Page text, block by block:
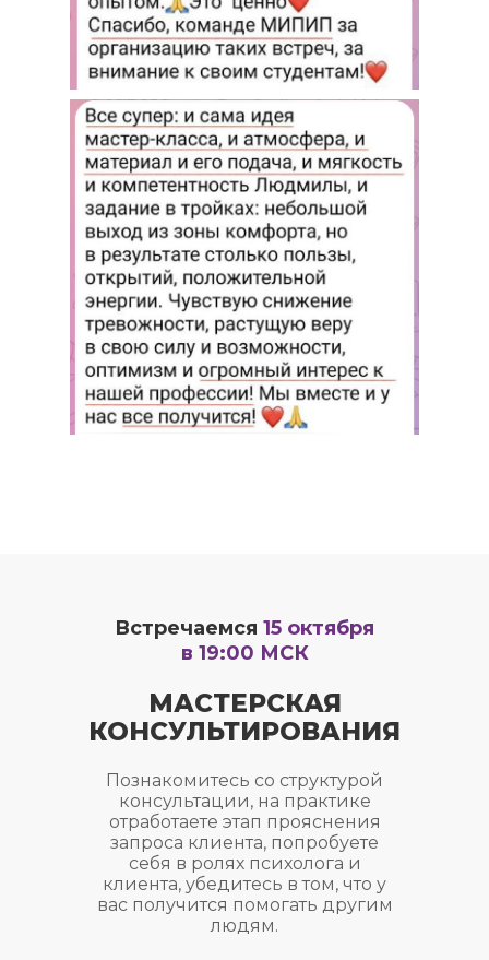
Встречаемся 15 октября
в 19:00 МСК
МАСТЕРСКАЯ
КОНСУЛЬТИРОВАНИЯ
Познакомитесь со структурой
консультации, на практике
отработаете этап прояснения
запроса клиента, попробуете
себя в ролях психолога и
клиента, убедитесь в том, что у
вас получится помогать другим
людям.